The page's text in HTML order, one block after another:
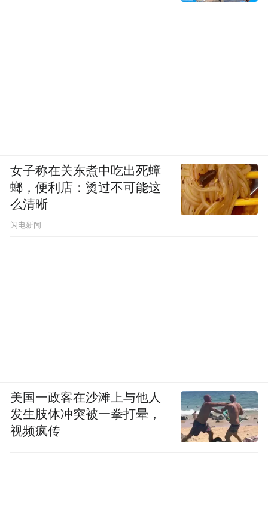
女子称在关东煮中吃出死蟑
螂，便利店：烫过不可能这
么清晰
闪电新闻
美国一政客在沙滩上与他人
发生肢体冲突被一拳打晕，
视频疯传